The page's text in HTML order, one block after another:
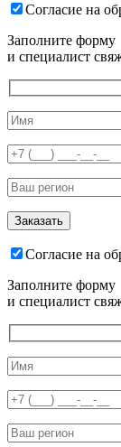
Согласие на
Заполните форму
и специалист
Согласие на
Заполните форму
и специалист